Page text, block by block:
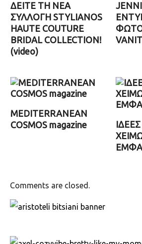
ΔΕΙΤΕ ΤΗ ΝΕΑ
ΣΥΛΛΟΓΗ STYLIANOS
HAUTE COUTURE
BRIDAL COLLECTION!
(video)
MEDITERRANEAN
COSMOS magazine
ΙΔΕΕΣ
Comments are closed.